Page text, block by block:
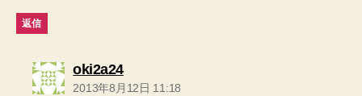
返信
oki2a24の
発
2013年8月12日 11:18